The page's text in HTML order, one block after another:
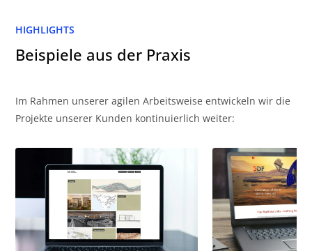
HIGHLIGHTS
Beispiele aus der Praxis
Im Rahmen unserer agilen Arbeitsweise entwickeln wir die
Projekte unserer Kunden kontinuierlich weiter: